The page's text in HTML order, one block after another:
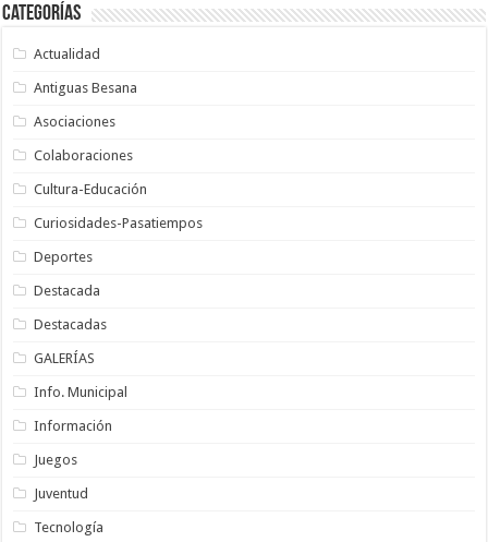
Categorías
Actualidad
Antiguas Besana
Asociaciones
Colaboraciones
Cultura-Educación
Curiosidades-Pasatiempos
Deportes
Destacada
Destacadas
GALERÍAS
Info. Municipal
Información
Juegos
Juventud
Tecnología